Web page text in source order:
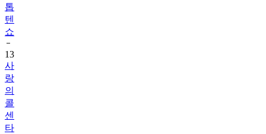
톱
텐
쇼
13
사
랑
의
콜
센
타